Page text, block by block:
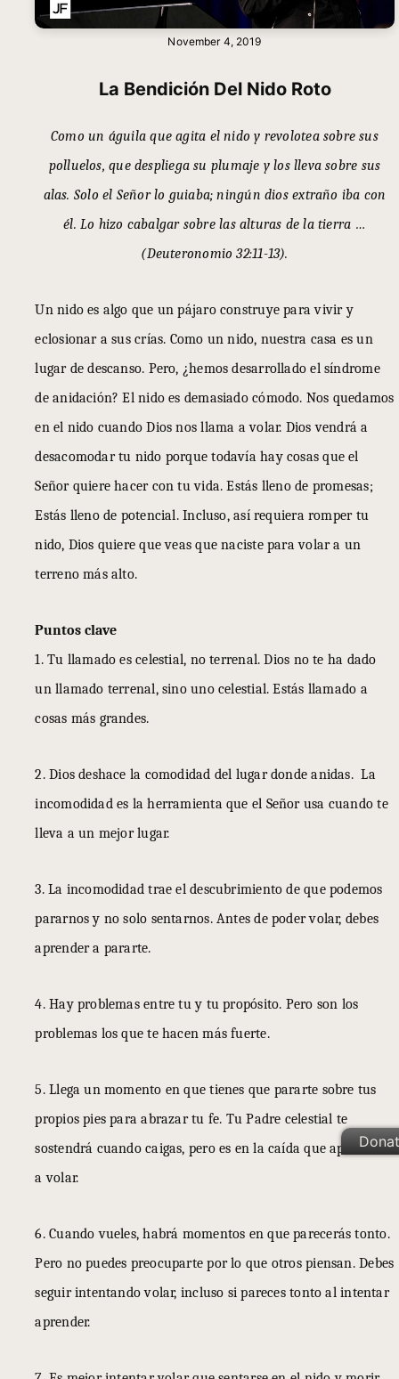
November 4, 2019
La Bendición Del Nido Roto
Como un águila que agita el nido y revolotea sobre sus
polluelos, que despliega su plumaje y los lleva sobre sus
alas. Solo el Señor lo guiaba; ningún dios extraño iba con
él. Lo hizo cabalgar sobre las alturas de la tierra …
(Deuteronomio 32:11-13).
Un nido es algo que un pájaro construye para vivir y
eclosionar a sus crías. Como un nido, nuestra casa es un
lugar de descanso. Pero, ¿hemos desarrollado el síndrome
de anidación? El nido es demasiado cómodo. Nos quedamos
en el nido cuando Dios nos llama a volar. Dios vendrá a
desacomodar tu nido porque todavía hay cosas que el
Señor quiere hacer con tu vida. Estás lleno de promesas;
Estás lleno de potencial. Incluso, así requiera romper tu
nido, Dios quiere que veas que naciste para volar a un
terreno más alto.
Puntos clave
1. Tu llamado es celestial, no terrenal. Dios no te ha dado
un llamado terrenal, sino uno celestial. Estás llamado a
cosas más grandes.
2. Dios deshace la comodidad del lugar donde anidas. La
incomodidad es la herramienta que el Señor usa cuando te
lleva a un mejor lugar.
3. La incomodidad trae el descubrimiento de que podemos
pararnos y no solo sentarnos. Antes de poder volar, debes
aprender a pararte.
4. Hay problemas entre tu y tu propósito. Pero son los
problemas los que te hacen más fuerte.
5. Llega un momento en que tienes que pararte sobre tus
propios pies para abrazar tu fe. Tu Padre celestial te
sostendrá cuando caigas, pero es en la caída que aprendes
a volar.
6. Cuando vueles, habrá momentos en que parecerás tonto.
Pero no puedes preocuparte por lo que otros piensan. Debes
seguir intentando volar, incluso si pareces tonto al intentar
aprender.